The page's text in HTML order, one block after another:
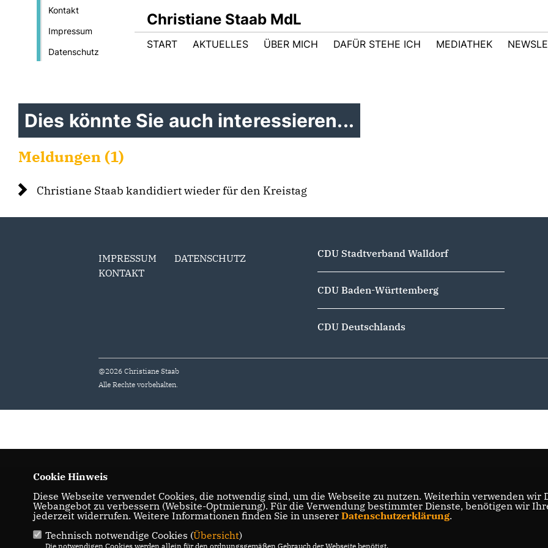
Kontakt
Impressum
Datenschutz
Christiane Staab MdL
START AKTUELLES ÜBER MICH DAFÜR STEHE ICH MEDIATHEK
Dies könnte Sie auch interessieren...
Meldungen (1)
Christiane Staab kandidiert wieder für den Kreistag
IMPRESSUM
DATENSCHUTZ
KONTAKT
CDU Stadtverband Walldorf
CDU Baden-Württemberg
CDU Deutschlands
@2026 Christiane Staab
Alle Rechte vorbehalten.
Cookie Hinweis
Diese Webseite verwendet Cookies, die notwendig sind, um die Webseite zu nutzen. Weiterhin verwenden
Webangebot zu verbessern (Website-Optmierung). Für die Verwendung bestimmter Dienste, benötigen wir
jederzeit widerrufen. Weitere Informationen finden Sie in unserer Datenschutzerklärung.
Technisch notwendige Cookies (Übersicht)
Die notwendigen Cookies werden allein für den ordnungsgemäßen Gebrauch der Webseite benötigt.